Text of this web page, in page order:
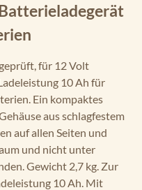
für 12 Volt
10 Ah für
Ein kompaktes
aus schlagfestem
auf allen Seiten und
und nicht unter
Gewicht 2,7 kg. Zur
10 Ah. Mit